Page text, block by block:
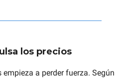
los precios
a perder fuerza. Según